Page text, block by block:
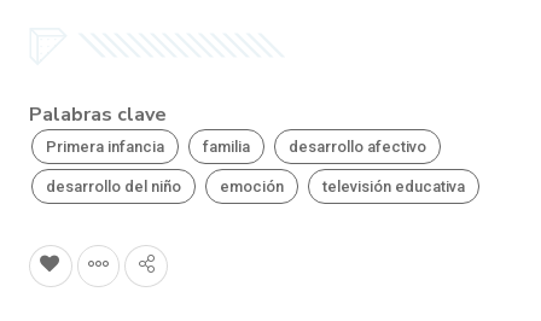
Palabras clave
Primera infancia familia desarrollo afectivo
desarrollo del niño emoción televisión educativa